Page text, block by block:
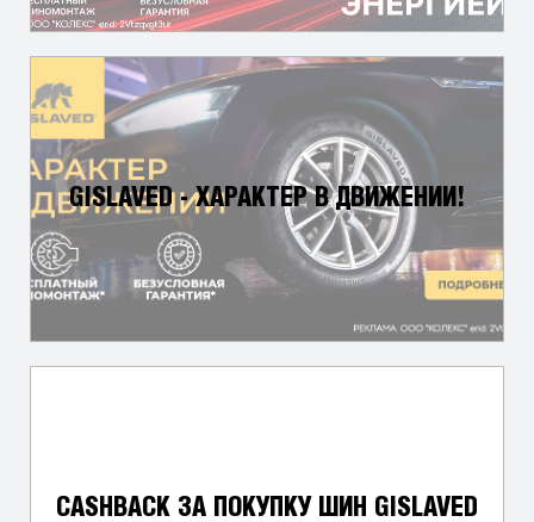
GISLAVED - ХАРАКТЕР В ДВИЖЕНИИ!
CASHBACK ЗА ПОКУПКУ ШИН GISLAVED